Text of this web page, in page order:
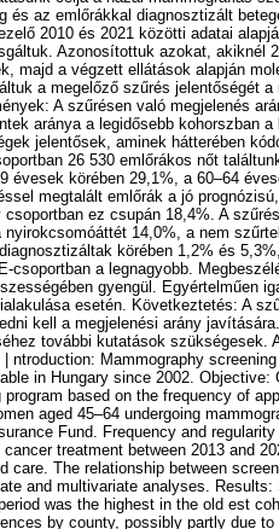
és az emlőrákkal diagnosztizált
2010 és 2021 közötti adatai
Azonosítottuk azokat, akiknél
majd a végzett ellátások alapján
a megelőző szűrés jelentőségét a
A szűrésen való megjelenés
aránya a legidősebb kohorszban a
jelentősek, aminek hátterében
26 530 emlőrákos nőt
évesek körében 29,1%, a 60–64
megtalált emlőrák a jó
ez csupán 18,4%. A
14,0%, a nem
körében 1,2% és
a legnagyobb.
gyengül. Egyértelműen
esetén. Következtetés: A
kell a megjelenési arány
további kutatások szükségesek.
Mammography
in Hungary since 2002.
based on the frequency of
aged 45–64 undergoing
Fund. Frequency and
treatment between 2013 and
The relationship between
and multivariate analyses. Results:
was the highest in the old est
by county, possibly partly due